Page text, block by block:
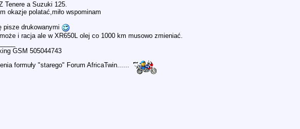
Tenere a Suzuki 125.
okazje polatać,miło wspominam
pisze drukowanymi
i racja ale w XR650L olej co 1000 km musowo zmieniać.
GSM 505044743
formuły "starego" Forum AfricaTwin......